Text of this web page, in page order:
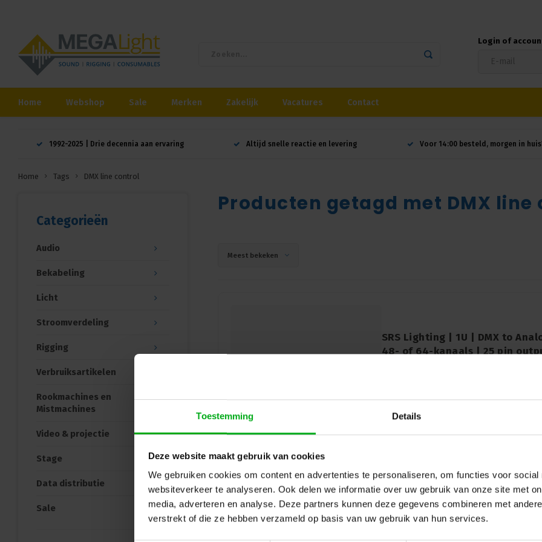
Toestemming Details
Deze website maakt gebruik van cookies
We gebruiken cookies om content en advertenties te personaliseren, om functies voor social
websiteverkeer te analyseren. Ook delen we informatie over uw gebruik van onze site met
media, adverteren en analyse. Deze partners kunnen deze gegevens combineren met
verstrekt of die ze hebben verzameld op basis van uw gebruik van hun services.
Login of
Home Webshop Sale Merken Zakelijk Vacatures Contact
1992-2025 | Drie decennia aan ervaring Altijd snelle reactie en levering Voor 14:00 besteld, morgen in
Home Tags DMX line control
Categorieën
Audio
Bekabeling
Licht
Stroomverdeling
Rigging
Verbruiksartikelen
Rookmachines en
Mistmachines
Video & projectie
Stage
Data distributie
Sale
Producten getagd met DMX line
Meest bekeken
SRS Lighting | 1U | DMX to
48- of 64-kanaals | 25 pin
De DTA 1U van SRS Lighting is een
demultiplexer van het DMX-signaal. Dit
19'' 1U rackmontage, biedt de
SRS Lighting | DTA6R4-DIN |